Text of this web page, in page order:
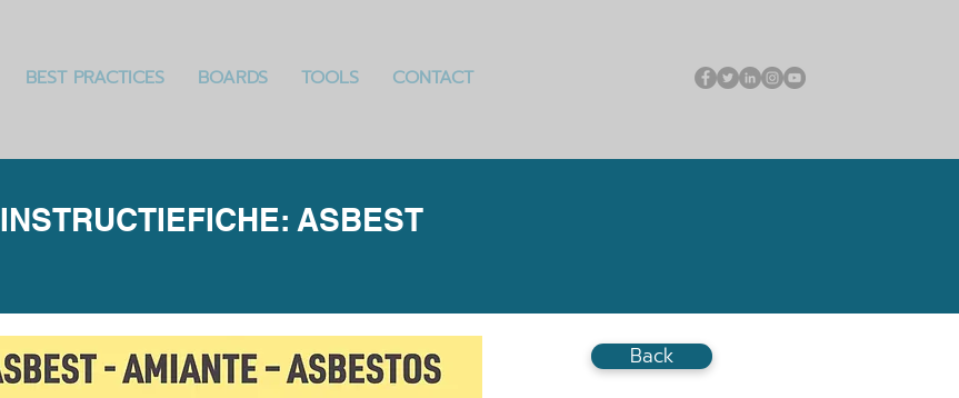
BEST PRACTICES BOARDS TOOLS CONTACT
INSTRUCTIEFICHE: ASBEST
Back